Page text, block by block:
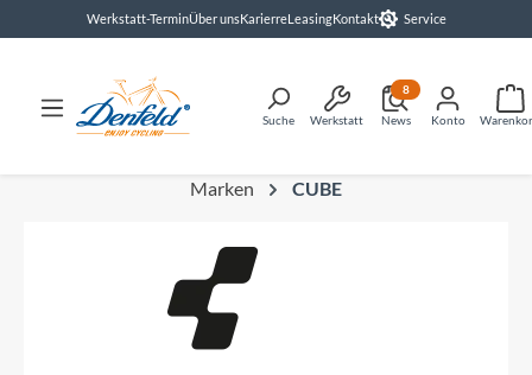
springenWerkstatt-TerminÜber unsKarierreLeasingKontakt Service
Suche Werkstatt News
8
Konto
Marken CUBE